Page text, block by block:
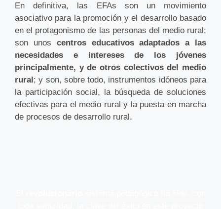
En definitiva, las EFAs son un movimiento
asociativo para la promoción y el desarrollo basado
en el protagonismo de las personas del medio rural;
son unos centros educativos adaptados a las
necesidades e intereses de los jóvenes
principalmente, y de otros colectivos del medio
rural; y son, sobre todo, instrumentos idóneos para
la participación social, la búsqueda de soluciones
efectivas para el medio rural y la puesta en marcha
de procesos de desarrollo rural.